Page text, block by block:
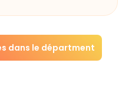
dans le départment